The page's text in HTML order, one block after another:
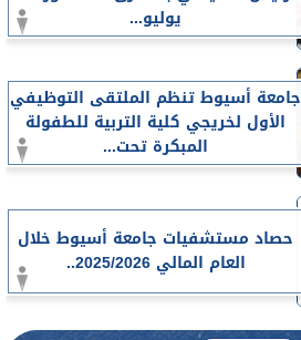
يوليو...
جامعة أسيوط تنظم الملتقى التوظيفي
الأول لخريجي كلية التربية للطفولة
المبكرة تحت...
حصاد مستشفيات جامعة أسيوط خلال
العام المالي 2025/2026..